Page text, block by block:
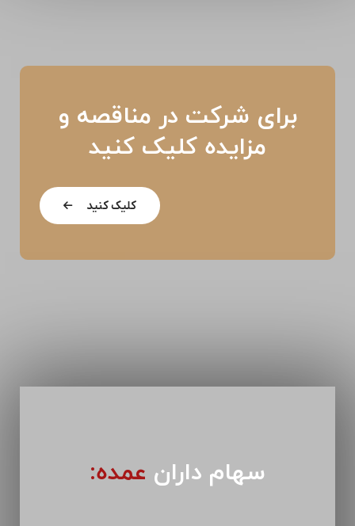
برای شرکت در مناقصه و
مزایده کلیک کنید
کلیک کنید
سهام داران عمده: